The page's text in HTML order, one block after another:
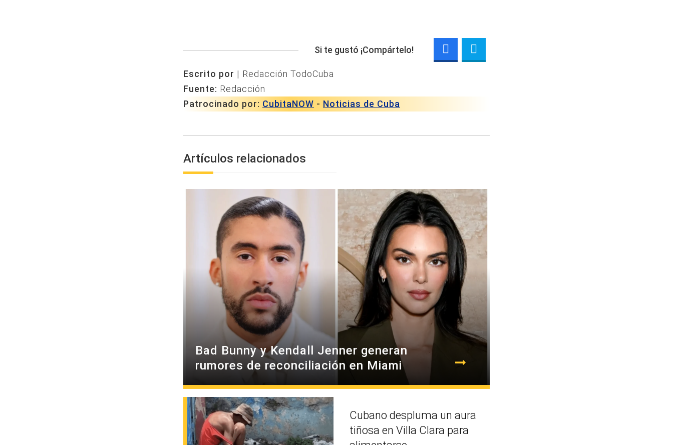
Si te gustó ¡Compártelo!
Escrito por | Redacción TodoCuba
Fuente: Redacción
Patrocinado por: CubitaNOW - Noticias de Cuba
Artículos relacionados
Bad Bunny y Kendall Jenner generan
rumores de reconciliación en Miami
Cubano despluma un aura
tiñosa en Villa Clara para